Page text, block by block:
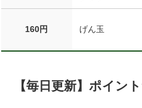
160円 げん玉
【毎日更新】ポイン